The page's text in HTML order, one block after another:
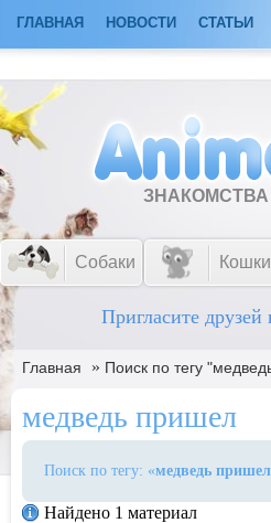
ГЛАВНАЯ НОВОСТИ СТАТЬИ
Собаки Кошки
Пригласите друзей
Главная » Поиск по тегу
медведь пришел
Поиск по тегу: «медведь пришел
Найдено 1 материал